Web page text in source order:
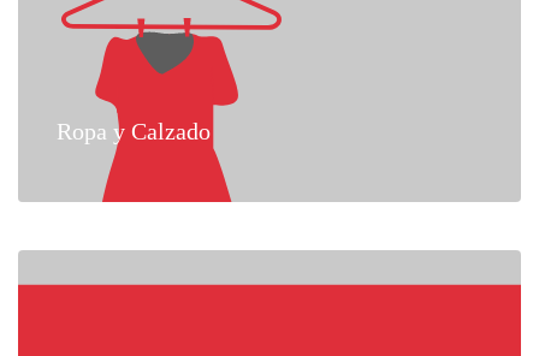
Ropa y Calzado